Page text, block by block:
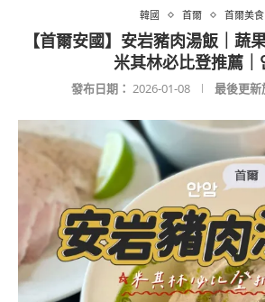
韓國 首爾 首爾美食
【首爾安國】安岩豬肉湯飯｜蔬
米其林必比登推薦｜
發布日期： 2026-01-08 最後更新